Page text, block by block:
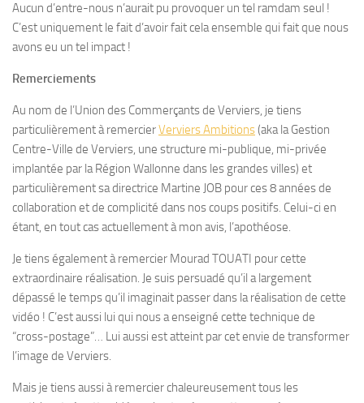
Aucun d’entre-nous n’aurait pu provoquer un tel ramdam seul !
C’est uniquement le fait d’avoir fait cela ensemble qui fait que nous
avons eu un tel impact !
Remerciements
Au nom de l’Union des Commerçants de Verviers, je tiens
particulièrement à remercierVerviers Ambitions(aka la Gestion
Centre-Ville de Verviers, une structure mi-publique, mi-privée
implantée par la Région Wallonne dans les grandes villes) et
particulièrement sa directrice Martine JOB pour ces 8 années de
collaboration et de complicité dans nos coups positifs. Celui-ci en
étant, en tout cas actuellement à mon avis, l’apothéose.
Je tiens également à remercier Mourad TOUATI pour cette
extraordinaire réalisation. Je suis persuadé qu’il a largement
dépassé le temps qu’il imaginait passer dans la réalisation de cette
vidéo ! C’est aussi lui qui nous a enseigné cette technique de
“cross-postage”… Lui aussi est atteint par cet envie de transformer
l’image de Verviers.
Mais je tiens aussi à remercier chaleureusement tous les